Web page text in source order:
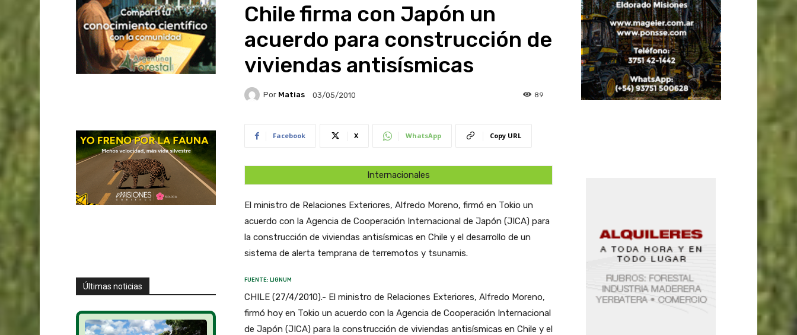
Últimas noticias
Chile firma con Japón un
acuerdo para construcción de
viviendas antisísmicas
Por Matias 03/05/2010 89
Facebook X WhatsApp Copy URL
Internacionales
El ministro de Relaciones Exteriores, Alfredo Moreno, firmó en Tokio un
acuerdo con la Agencia de Cooperación Internacional de Japón (JICA) para
la construcción de viviendas antisísmicas en Chile y el desarrollo de un
sistema de alerta temprana de terremotos y tsunamis.
FUENTE: LIGNUM
CHILE (27/4/2010).- El ministro de Relaciones Exteriores, Alfredo Moreno,
firmó hoy en Tokio un acuerdo con la Agencia de Cooperación Internacional
de Japón (JICA) para la construcción de viviendas antisísmicas en Chile y el